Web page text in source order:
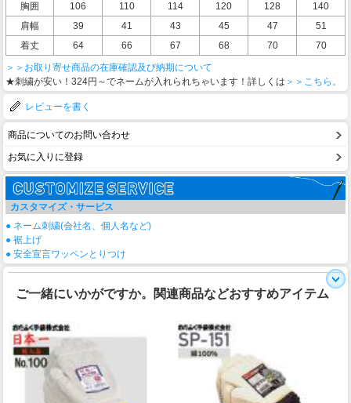
胸囲
106 110 114 120 128
140
肩幅
39 41 43 45 47
51
着丈
64 66 67 68 70
70
＞＞お取り寄せ商品の在庫確認及び納期について
★刺繍が安い！324円～でネームが入れられちゃいます！詳しくは ＞＞こちら。
レビューを書く
商品についてのお問い合わせ
お気に入りに登録
カスタマイズ・サービス
● ネーム刺繍(会社名、個人名など)
● 裾上げ
● 安全宣言ワッペンとりつけ
ご一緒にいかがですか。関連商品などおすすめアイテム